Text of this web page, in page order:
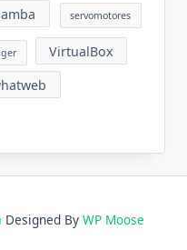
servomotores
VirtualBox
Designed By WP Moose